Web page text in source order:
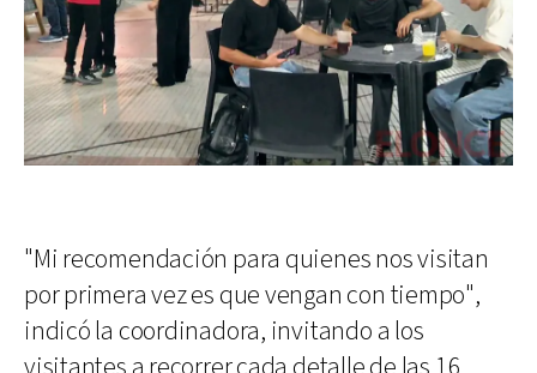
"Mi recomendación para quienes nos visitan
por primera vez es que vengan con tiempo",
indicó la coordinadora, invitando a los